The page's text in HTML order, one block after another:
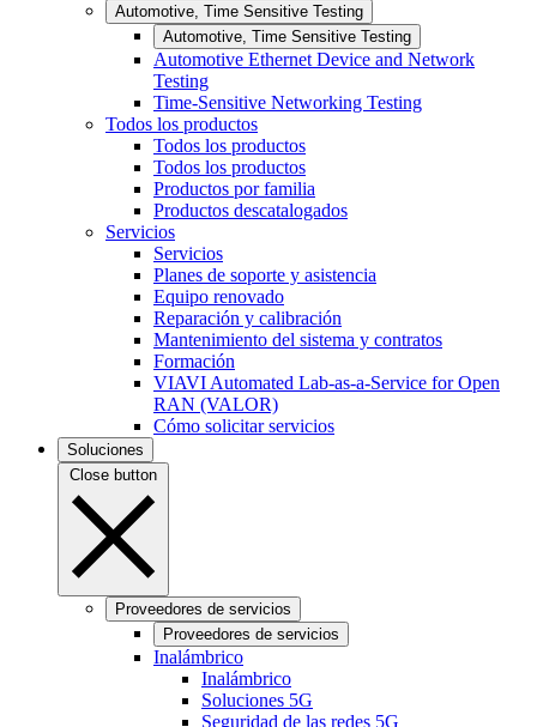
Automotive, Time Sensitive Testing
Automotive, Time Sensitive Testing
Automotive Ethernet Device and Network
Testing
Time-Sensitive Networking Testing
Todos los productos
Todos los productos
Todos los productos
Productos por familia
Productos descatalogados
Servicios
Servicios
Planes de soporte y asistencia
Equipo renovado
Reparación y calibración
Mantenimiento del sistema y contratos
Formación
VIAVI Automated Lab-as-a-Service for Open
RAN (VALOR)
Cómo solicitar servicios
Soluciones
Close button
Proveedores de servicios
Proveedores de servicios
Inalámbrico
Inalámbrico
Soluciones 5G
Seguridad de las redes 5G